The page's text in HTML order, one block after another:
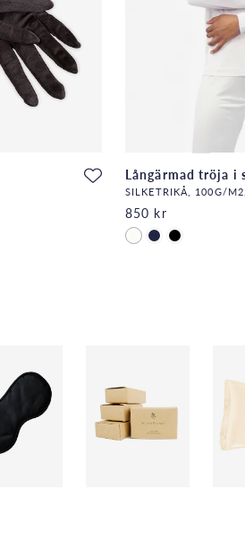
Långärmad tröja i
SILKETRIKÅ, 100G/
850 kr